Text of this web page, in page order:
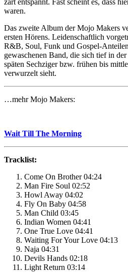
zart entspannt. Fast scheint es, dass
waren.
Das zweite Album der Mojo Makers
ersten Hörens. Leidenschaftlich
R&B, Soul, Funk und Gospel-
gewaschenen Band, die sich tief in
späten Sechziger bzw. frühen bis
verwurzelt sieht.
…mehr Mojo Makers:
Wait Till The Morning
Tracklist:
Come On Brother 04:24
Man Fire Soul 02:52
Howl Away 04:02
Fly On Baby 04:58
Man Child 03:45
Indian Women 04:41
One True Love 04:41
Waiting For Your Love 04:13
Naja 04:31
Devils Hands 02:18
Light Return 03:14